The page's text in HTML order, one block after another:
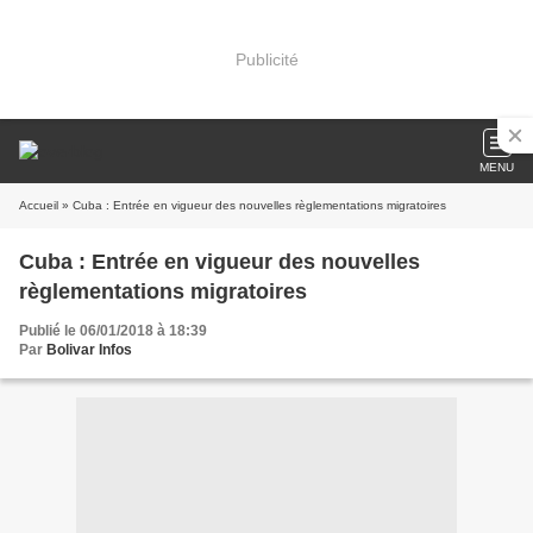
Publicité
MENU
Accueil » Cuba : Entrée en vigueur des nouvelles règlementations migratoires
Cuba : Entrée en vigueur des nouvelles
règlementations migratoires
Publié le 06/01/2018 à 18:39
Par Bolivar Infos